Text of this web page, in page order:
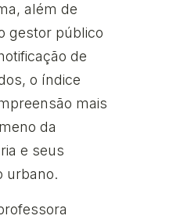
além de
gestor público
de
o índice
mais
da
e seus
urbano.